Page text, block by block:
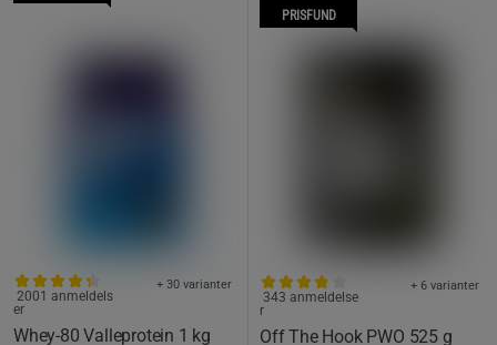
Whey-80 Valleprotein 1 kg
+ 30 varianter
2001 anmeldels
er
PRISFUND
Off The Hook PWO 525 g
+ 6 varianter
343 anmeldelse
r